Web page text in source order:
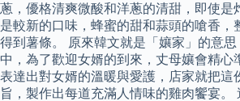
蔥，優格清爽微酸和洋蔥的清甜，即使是
是較新的口味，蜂蜜的甜和蒜頭的嗆香，
得到薯條。 原來韓文就是「孃家」的意
中，為了歡迎女婿的到來，丈母孃會精心
表達出對女婿的溫暖與愛護，店家就把這
旨，製作出每道充滿人情味的雞肉饗宴。